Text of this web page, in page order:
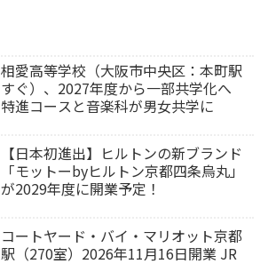
相愛高等学校（大阪市中央区：本町駅
すぐ）、2027年度から一部共学化へ
特進コースと音楽科が男女共学に
【日本初進出】ヒルトンの新ブランド
「モットーbyヒルトン京都四条烏丸」
が2029年度に開業予定！
コートヤード・バイ・マリオット京都
駅（270室）2026年11月16日開業 JR